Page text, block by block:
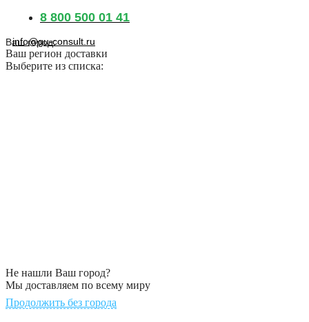
8 800 500 01 41
info@gu-consult.ru
Ваш город:
Ваш регион доставки
Выберите из списка:
Не нашли Ваш город?
Мы доставляем по всему миру
Продолжить без города